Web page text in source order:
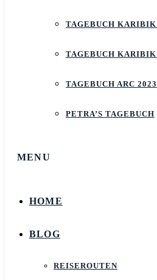
TAGEBUCH
TAGEBUCH
TAGEBUCH ARC 2023
PETRA’S TAGEBUCH
MENU
HOME
BLOG
REISEROUTEN